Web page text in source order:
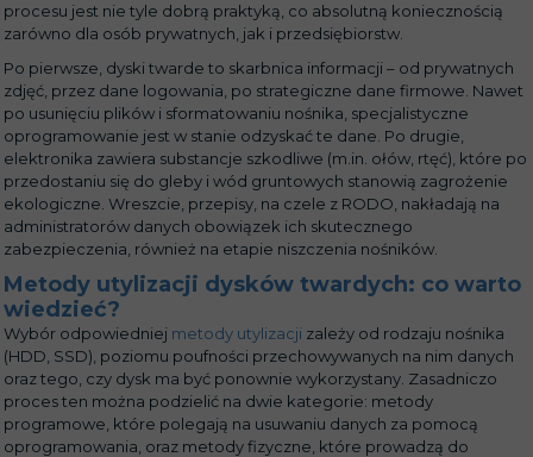
procesu jest nie tyle dobrą praktyką, co absolutną koniecznością
zarówno dla osób prywatnych, jak i przedsiębiorstw.
Po pierwsze, dyski twarde to skarbnica informacji – od prywatnych
zdjęć, przez dane logowania, po strategiczne dane firmowe. Nawet
po usunięciu plików i sformatowaniu nośnika, specjalistyczne
oprogramowanie jest w stanie odzyskać te dane. Po drugie,
elektronika zawiera substancje szkodliwe (m.in. ołów, rtęć), które po
przedostaniu się do gleby i wód gruntowych stanowią zagrożenie
ekologiczne. Wreszcie, przepisy, na czele z RODO, nakładają na
administratorów danych obowiązek ich skutecznego
zabezpieczenia, również na etapie niszczenia nośników.
Metody utylizacji dysków twardych: co warto
wiedzieć?
Wybór odpowiedniej metody utylizacji zależy od rodzaju nośnika
(HDD, SSD), poziomu poufności przechowywanych na nim danych
oraz tego, czy dysk ma być ponownie wykorzystany. Zasadniczo
proces ten można podzielić na dwie kategorie: metody
programowe, które polegają na usuwaniu danych za pomocą
oprogramowania, oraz metody fizyczne, które prowadzą do